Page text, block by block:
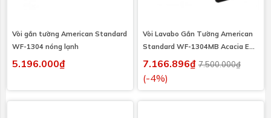
Vòi gắn tường American Standard
WF-1304 nóng lạnh
5.196.000₫
Vòi Lavabo Gắn Tường American
Standard WF-1304MB Acacia E
Màu Đen
7.166.896₫ 7.500.000₫
(-4%)